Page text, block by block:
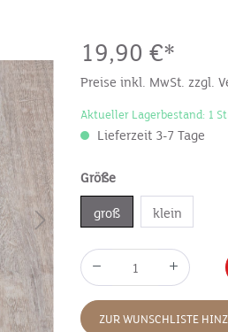
19,90 €*
Preise inkl. MwSt. zzgl.
Aktueller Lagerbestand: 1
Lieferzeit 3-7 Tage
Größe
groß klein
ZUR WUNSCHLISTE